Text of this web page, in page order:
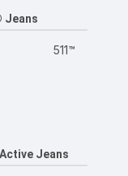
Jeans
511™
Jeans